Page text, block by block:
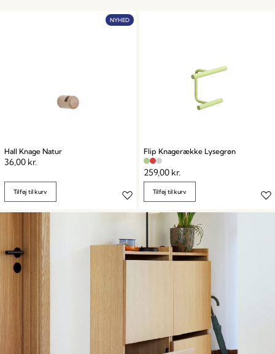
af funktionel elegance.
NYHED
Hall Knage Natur
36,00 kr.
Tilføj til kurv
Flip Knagerække Lysegrøn
259,00 kr.
Tilføj til kurv